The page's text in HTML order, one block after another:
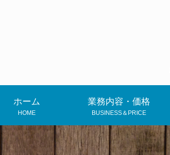
ホーム
HOME
業務内容・価格
BUSINESS＆PRICE